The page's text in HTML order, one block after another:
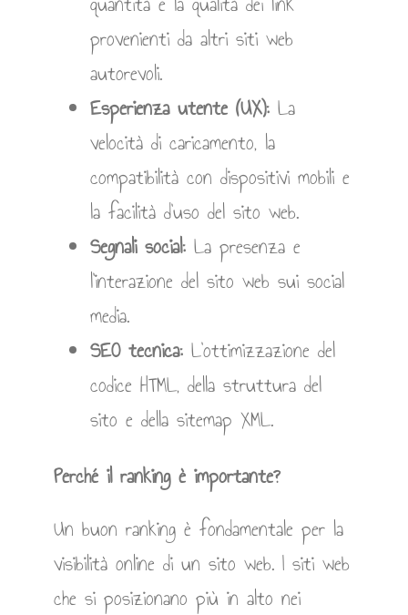
provenienti da altri siti web
autorevoli.
Esperienza utente (UX): La
velocità di caricamento, la
compatibilità con dispositivi mobili e
la facilità d’uso del sito web.
Segnali social: La presenza e
l’interazione del sito web sui social
media.
SEO tecnica: L’ottimizzazione del
codice HTML, della struttura del
sito e della sitemap XML.
Perché il ranking è importante?
Un buon ranking è fondamentale per la
visibilità online di un sito web. I siti web
che si posizionano più in alto nei